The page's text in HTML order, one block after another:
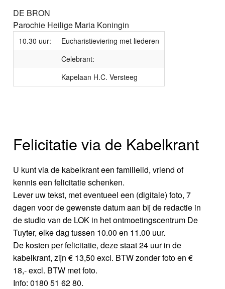
DE BRON
Parochie Heilige Maria Koningin
10.30 uur:
Eucharistieviering met liederen
Celebrant:
Kapelaan H.C. Versteeg
Felicitatie via de Kabelkrant
U kunt via de kabelkrant een familielid, vriend of
kennis een felicitatie schenken.
Lever uw tekst, met eventueel een (digitale) foto, 7
dagen voor de gewenste datum aan bij de redactie in
de studio van de LOK in het ontmoetingscentrum De
Tuyter, elke dag tussen 10.00 en 11.00 uur.
De kosten per felicitatie, deze staat 24 uur in de
kabelkrant, zijn € 13,50 excl. BTW zonder foto en €
18,- excl. BTW met foto.
Info: 0180 51 62 80.